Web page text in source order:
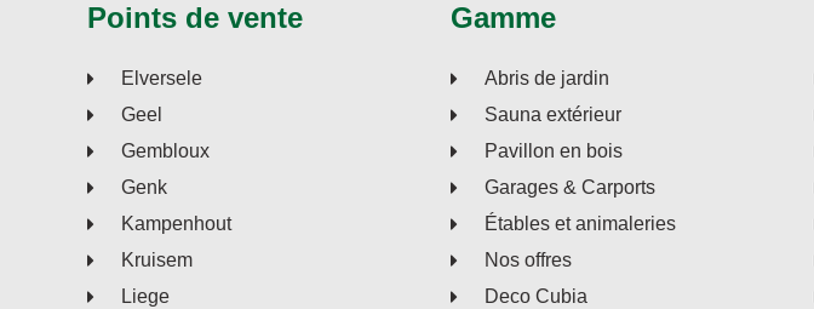
Points de vente
Elversele
Geel
Gembloux
Genk
Kampenhout
Kruisem
Liege
Gamme
Abris de jardin
Sauna extérieur
Pavillon en bois
Garages & Carports
Étables et animaleries
Nos offres
Deco Cubia